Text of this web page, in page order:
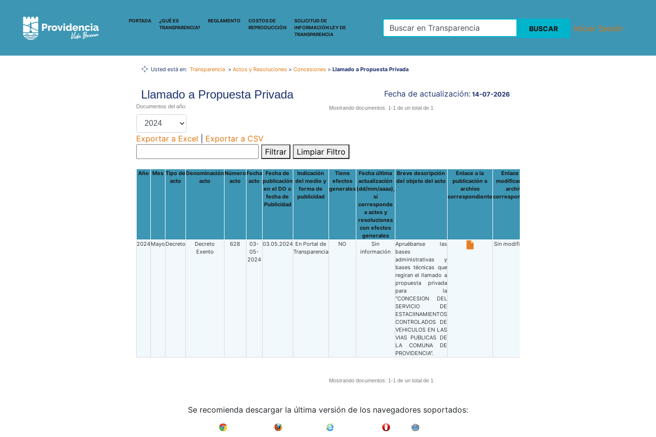
PORTADA
¿QUÉ ES
TRANSPARENCIA?
REGLAMENTO
COSTOS DE
REPRODUCCIÓN
SOLICITUD DE
INFORMACIÓN LEY DE
TRANSPARENCIA
Iniciar Sesión
Usted está en: Transparencia > Actos y Resoluciones > Concesiones > Llamado a Propuesta Privada
Llamado a Propuesta Privada Fecha de actualización:14-07-2026
Documentos del año: Mostrando documentos: 1-1 de un total de 1
Exportar a Excel
Exportar a CSV
Filtrar
Limpiar Filtro
Año Mes Tipo de
acto
Denominación
acto
Número
acto
Fecha
acto
Fecha de
publicación
en el DO o
fecha de
Publicidad
Indicación
del medio y
forma de
publicidad
Tiene
efectos
generales
Fecha última
actualizacíón
(dd/mm/aaaa),
si
corresponde
a actos y
resoluciones
con efectos
generales
Breve descripción
del objeto del acto
Enlace a la
publicación o
archivo
correspondiente
Enlace a la
modificación o
archivo
correspondiente
2024Mayo Decreto
Decreto
Exento
628
03-
05-
2024
03.05.2024 En Portal de
Transparencia
NO
Sin
información
Apruébanse las
bases
administrativas y
bases técnicas que
regiran el llamado a
propuesta privada
para la
"CONCESION DEL
SERVICIO DE
ESTACIINAMIENTOS
CONTROLADOS DE
VEHICULOS EN LAS
VIAS PUBLICAS DE
LA COMUNA DE
PROVIDENCIA".
Sin modificación
Mostrando documentos: 1-1 de un total de 1
Se recomienda descargar la última versión de los navegadores soportados: